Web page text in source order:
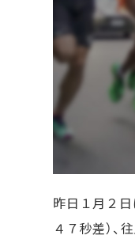
昨日１月２
４７秒差）、